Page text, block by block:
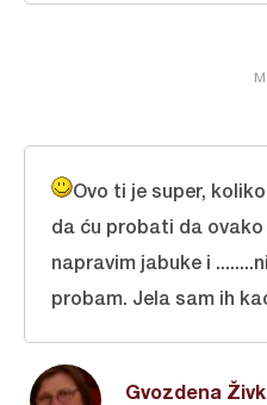
Gvozdena
Ovo ti je super,
da ću probati da ovako
napravim jabuke i
probam. Jela sam ih